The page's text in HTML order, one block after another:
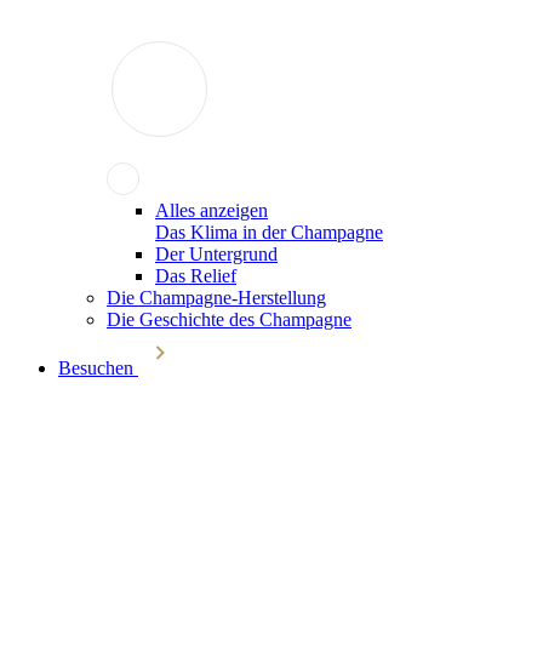
Alles anzeigen
Das Klima in der Champagne
Der Untergrund
Das Relief
Die Champagne-Herstellung
Die Geschichte des Champagne
Besuchen